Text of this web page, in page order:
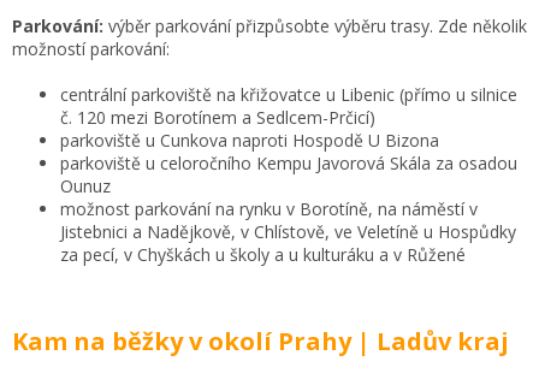
Parkování: výběr parkování přizpůsobte výběru trasy. Zde několik
možností parkování:
centrální parkoviště na křižovatce u Libenic (přímo u silnice
č. 120 mezi Borotínem a Sedlcem-Prčicí)
parkoviště u Cunkova naproti Hospodě U Bizona
parkoviště u celoročního Kempu Javorová Skála za osadou
Ounuz
možnost parkování na rynku v Borotíně, na náměstí v
Jistebnici a Nadějkově, v Chlístově, ve Veletíně u Hospůdky
za pecí, v Chyškách u školy a u kulturáku a v Růžené
Kam na běžky v okolí Prahy | Ladův kraj